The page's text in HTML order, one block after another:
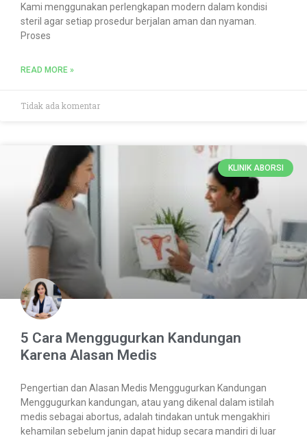
Kami menggunakan perlengkapan modern dalam kondisi
steril agar setiap prosedur berjalan aman dan nyaman.
Proses
READ MORE »
Tidak ada komentar
KLINIK ABORSI
5 Cara Menggugurkan Kandungan
Karena Alasan Medis
Pengertian dan Alasan Medis Menggugurkan Kandungan
Menggugurkan kandungan, atau yang dikenal dalam istilah
medis sebagai abortus, adalah tindakan untuk mengakhiri
kehamilan sebelum janin dapat hidup secara mandiri di luar